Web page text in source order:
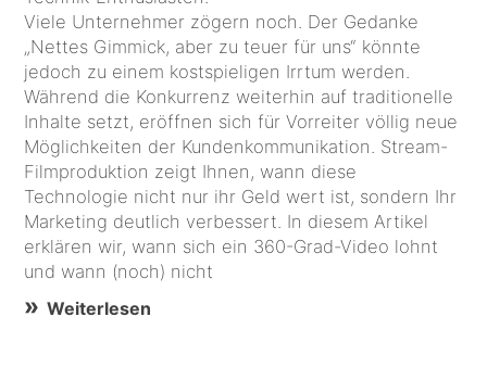
Viele Unternehmer zögern noch. Der Gedanke
„Nettes Gimmick, aber zu teuer für uns“ könnte
jedoch zu einem kostspieligen Irrtum werden.
Während die Konkurrenz weiterhin auf traditionelle
Inhalte setzt, eröffnen sich für Vorreiter völlig neue
Möglichkeiten der Kundenkommunikation. Stream-
Filmproduktion zeigt Ihnen, wann diese
Technologie nicht nur ihr Geld wert ist, sondern Ihr
Marketing deutlich verbessert. In diesem Artikel
erklären wir, wann sich ein 360-Grad-Video lohnt
und wann (noch) nicht
Weiterlesen